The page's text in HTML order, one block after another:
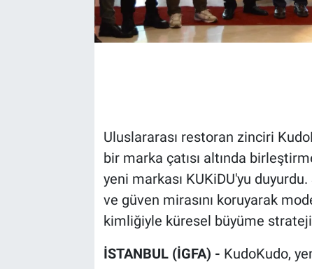
Uluslararası restoran zinciri
bir marka çatısı altında
yeni markası KUKiDU'yu
ve güven mirasını koruyarak
kimliğiyle küresel büyüme
İSTANBUL (İGFA) - KudoKudo,